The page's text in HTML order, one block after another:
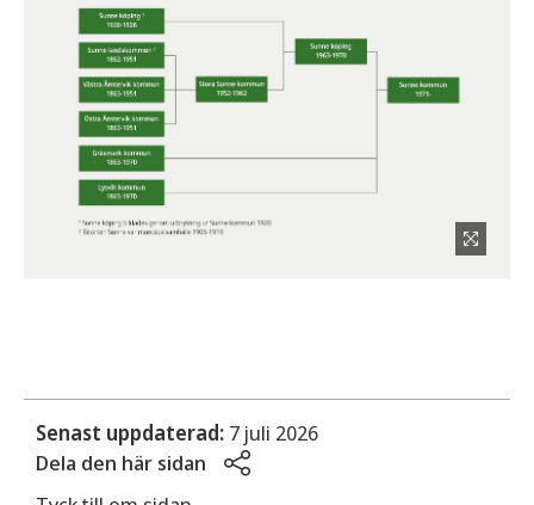
Senast uppdaterad: 7 juli 2026
Dela den här sidan